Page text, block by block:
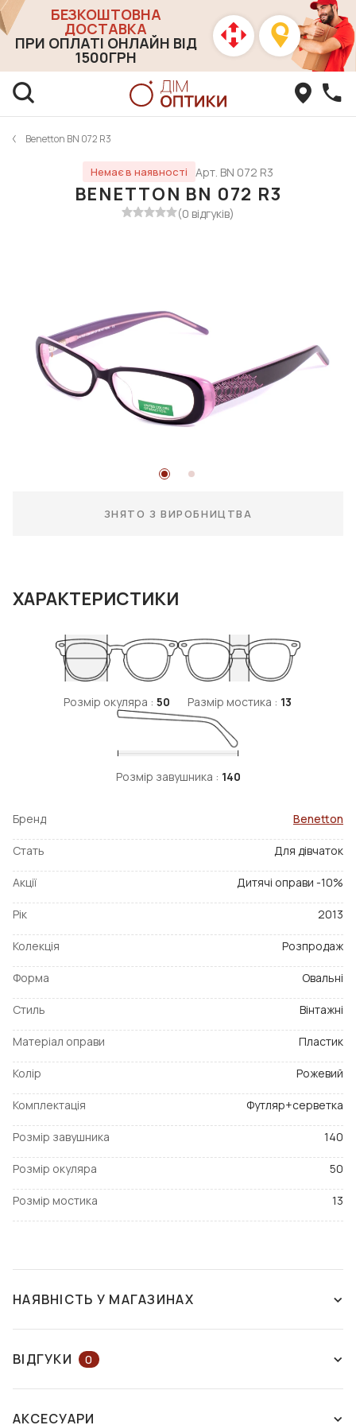
БЕЗКОШТОВНА
ДОСТАВКА
ПРИ ОПЛАТІ ОНЛАЙН ВІД
1500ГРН
Benetton BN 072 R3
Немає в наявності Арт. BN 072 R3
BENETTON BN 072 R3
(0 відгуків)
ЗНЯТО З ВИРОБНИЦТВА
ХАРАКТЕРИСТИКИ
Розмір окуляра : 50 Размір мостика : 13
Розмір завушника : 140
Бренд Benetton
Стать Для дівчаток
Акції Дитячі оправи -10%
Рік 2013
Колекція Розпродаж
Форма Овальні
Стиль Вінтажні
Матеріал оправи Пластик
Колір Рожевий
Комплектація Футляр+серветка
Розмір завушника 140
Розмір окуляра 50
Розмір мостика 13
НАЯВНІСТЬ У МАГАЗИНАХ
ВІДГУКИ 0
АКСЕСУАРИ